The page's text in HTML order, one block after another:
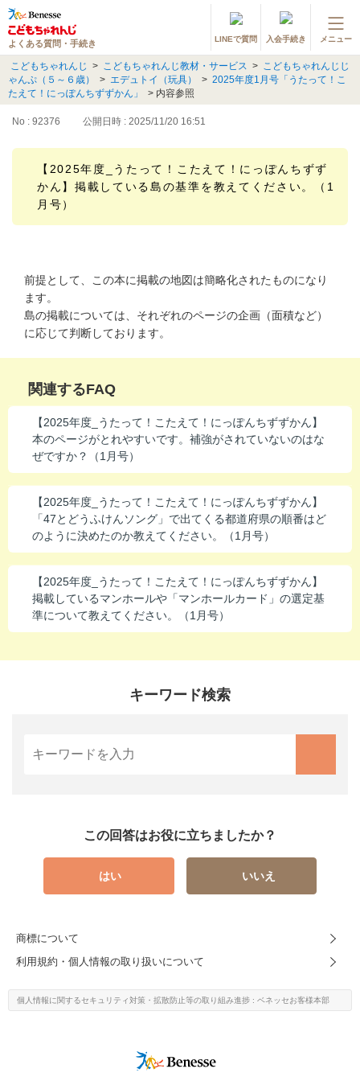
よくある質問・手続き LINEで質問 入会手続き メニュー
登録情報の変更・各種お手続き
会員ページへログイン
お客様サポート(手続き・照会)
よくある質問・お問い合わせ
カテゴリーから探す
お問い合わせ窓口
他の講座のよくある質問・手続きはこちら
進研ゼミ 小学講座
進研ゼミ 中学講座 中高一貫
進研ゼミ 高校講座
会員サイトはこちら
こどもちゃれんじ > こどもちゃれんじ教材・サービス > こどもちゃれんじじ
ゃんぷ（５～６歳）
> エデュトイ（玩具） > 2025年度1月号「うたって！こ
たえて！にっぽんちずずかん」
> 内容参照
No : 92376 公開日時 : 2025/11/20 16:51
【2025年度_うたって！こたえて！にっぽんちずず
かん】掲載している島の基準を教えてください。（1
月号）
前提として、この本に掲載の地図は簡略化されたものになり
ます。
島の掲載については、それぞれのページの企画（面積など）
に応じて判断しております。
関連するFAQ
【2025年度_うたって！こたえて！にっぽんちずずかん】
本のページがとれやすいです。補強がされていないのはな
ぜですか？（1月号）
【2025年度_うたって！こたえて！にっぽんちずずかん】
「47とどうふけんソング」で出てくる都道府県の順番はど
のように決めたのか教えてください。（1月号）
【2025年度_うたって！こたえて！にっぽんちずずかん】
掲載しているマンホールや「マンホールカード」の選定基
準について教えてください。（1月号）
キーワード検索
この回答はお役に立ちましたか？
はい いいえ
商標について
利用規約・個人情報の取り扱いについて
個人情報に関するセキュリティ対策・ 拡散防止等の取り組み進捗 : ベネッセお客様本部